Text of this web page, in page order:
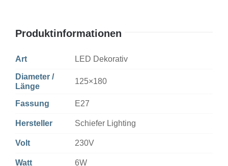
Produktinformationen
Art LED Dekorativ
Diameter /
Länge
125×180
Fassung E27
Hersteller Schiefer Lighting
Volt 230V
Watt 6W